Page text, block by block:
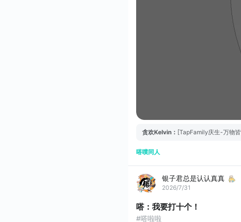
贪欢Kelvin： [TapFamily庆生-万物
嗒噗同人
银子君总是认认真真
2026/7/31
嗒：我要打十个！
#嗒啦啦